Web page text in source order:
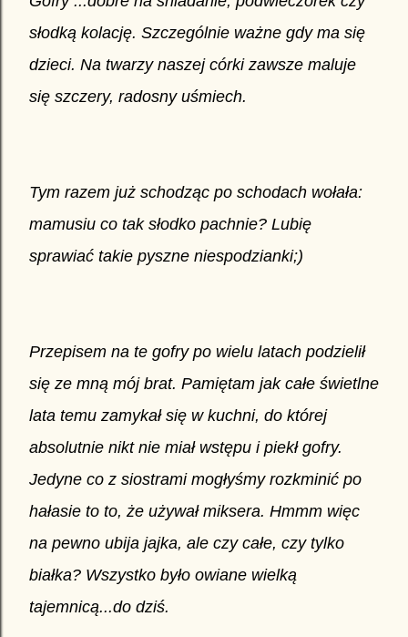
słodką kolację. Szczególnie ważne gdy ma się
dzieci. Na twarzy naszej córki zawsze maluje
się szczery, radosny uśmiech.
Tym razem już schodząc po schodach wołała:
mamusiu co tak słodko pachnie? Lubię
sprawiać takie pyszne niespodzianki;)
Przepisem na te gofry po wielu latach podzielił
się ze mną mój brat. Pamiętam jak całe świetlne
lata temu zamykał się w kuchni, do której
absolutnie nikt nie miał wstępu i piekł gofry.
Jedyne co z siostrami mogłyśmy rozkminić po
hałasie to to, że używał miksera. Hmmm więc
na pewno ubija jajka, ale czy całe, czy tylko
białka? Wszystko było owiane wielką
tajemnicą...do dziś.